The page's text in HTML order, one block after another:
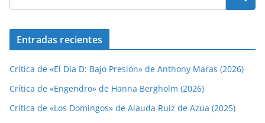
Entradas recientes
Crítica de «El Día D: Bajo Presión» de Anthony Maras (2026)
Crítica de «Engendro» de Hanna Bergholm (2026)
Crítica de «Los Domingos» de Alauda Ruiz de Azúa (2025)